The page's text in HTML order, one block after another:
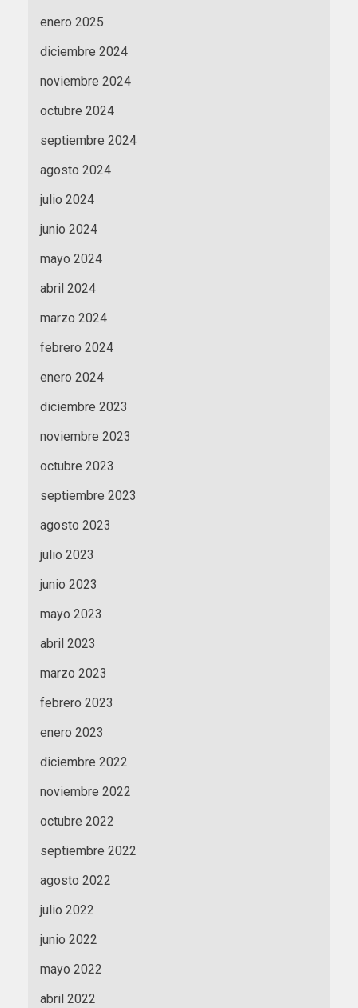
enero 2025
diciembre 2024
noviembre 2024
octubre 2024
septiembre 2024
agosto 2024
julio 2024
junio 2024
mayo 2024
abril 2024
marzo 2024
febrero 2024
enero 2024
diciembre 2023
noviembre 2023
octubre 2023
septiembre 2023
agosto 2023
julio 2023
junio 2023
mayo 2023
abril 2023
marzo 2023
febrero 2023
enero 2023
diciembre 2022
noviembre 2022
octubre 2022
septiembre 2022
agosto 2022
julio 2022
junio 2022
mayo 2022
abril 2022